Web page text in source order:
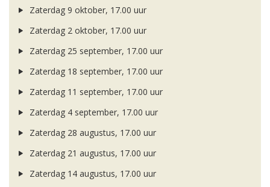
Zaterdag 9 oktober, 17.00 uur
Zaterdag 2 oktober, 17.00 uur
Zaterdag 25 september, 17.00 uur
Zaterdag 18 september, 17.00 uur
Zaterdag 11 september, 17.00 uur
Zaterdag 4 september, 17.00 uur
Zaterdag 28 augustus, 17.00 uur
Zaterdag 21 augustus, 17.00 uur
Zaterdag 14 augustus, 17.00 uur